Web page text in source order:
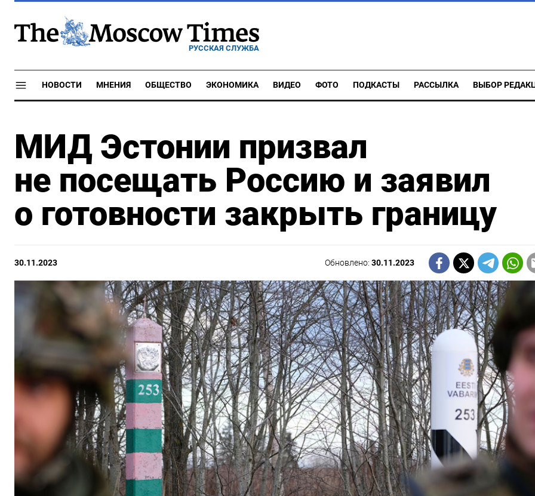
РУССКАЯ СЛУЖБА
НОВОСТИ МНЕНИЯ ОБЩЕСТВО ЭКОНОМИКА ВИДЕО ФОТО ПОДКАСТЫ РАССЫЛКА ВЫБОР
МИД Эстонии призвал
не посещать Россию и заявил
о готовности закрыть границу
30.11.2023 Обновлено:30.11.2023